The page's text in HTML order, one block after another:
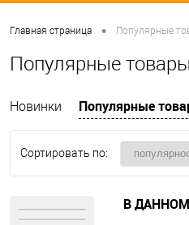
Главная страница • Популярные
Популярные товары
Новинки Популярные
Сортировать по:
В